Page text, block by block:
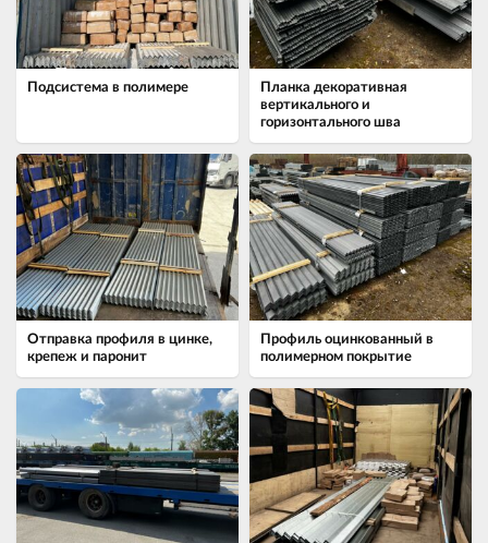
Подсистема в полимере
Планка декоративная
вертикального и
горизонтального шва
Отправка профиля в цинке,
крепеж и паронит
Профиль оцинкованный в
полимерном покрытие